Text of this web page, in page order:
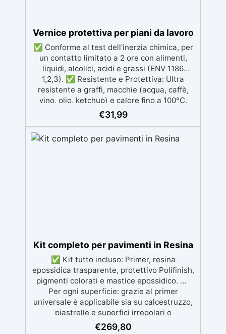
Vernice protettiva per piani da lavoro
✅ Conforme al test dell'inerzia chimica, per
un contatto limitato a 2 ore con alimenti,
liquidi, alcolici, acidi e grassi (ENV 1186
1,2,3). ✅ Resistente e Protettiva: Ultra
resistente a graffi, macchie (acqua, caffè,
vino, olio, ketchup) e calore fino a 100°C,
garantendo protezione duratura. ✅
Compatibile con Diverse Superfici: Può
epossidica, legno stratificato e supporti
€31,99
Kit completo per pavimenti in Resina
✅ Kit tutto incluso: Primer, resina
epossidica trasparente, protettivo Polifinish,
pigmenti colorati e mastice epossidico. ✅
Per ogni superficie: grazie al primer
universale è applicabile sia su calcestruzzo,
piastrelle e superfici irregolari o
danneggiate. ✅ Facile da applicare: Video
€269,80